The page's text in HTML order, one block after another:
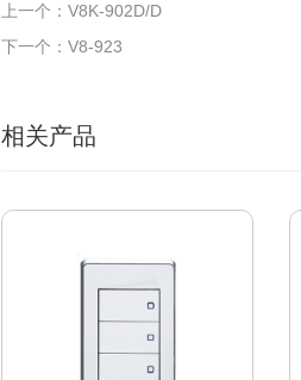
上一个：V8K-902D/D
下一个：V8-923
相关产品